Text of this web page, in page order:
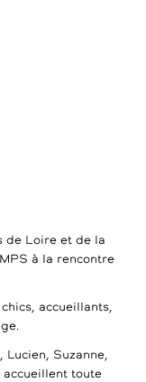
de Loire et de la
à la rencontre
accueillants,
Lucien, Suzanne,
toute